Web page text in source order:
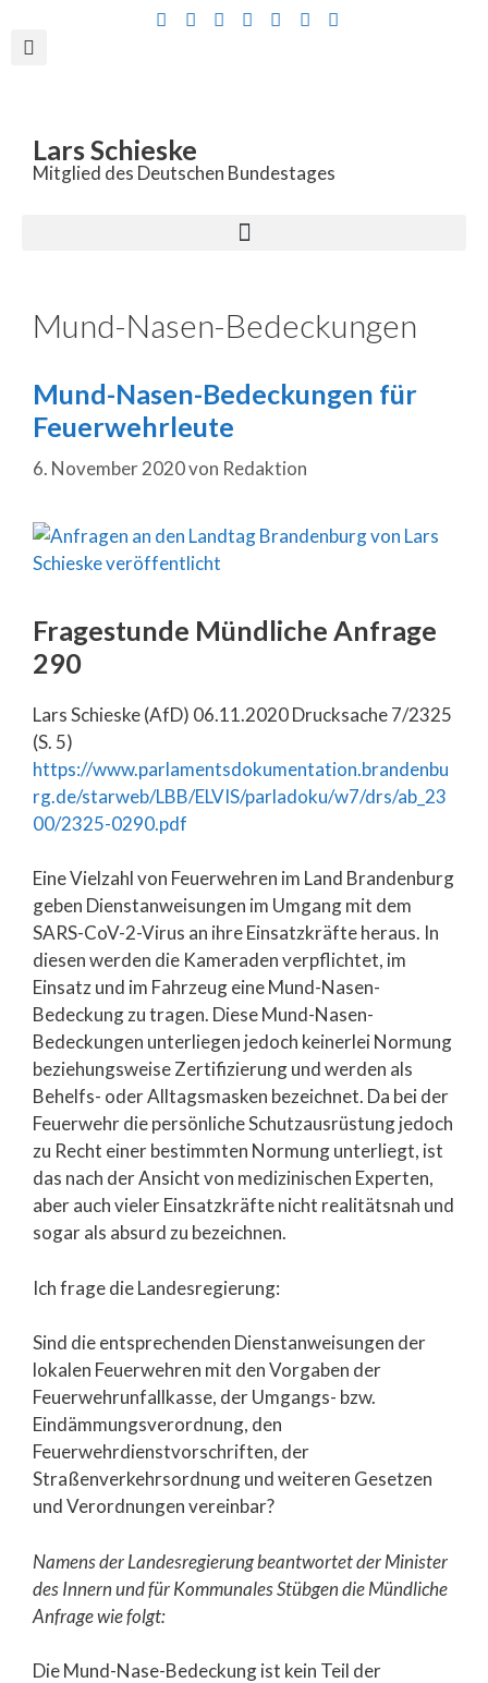
Lars Schieske
Mitglied des Deutschen Bundestages
Mund-Nasen-Bedeckungen
Mund-Nasen-Bedeckungen für
Feuerwehrleute
6. November 2020von Redaktion
Fragestunde Mündliche Anfrage
290
Lars Schieske (AfD) 06.11.2020 Drucksache 7/2325
(S. 5)
https://www.parlamentsdokumentation.brandenbu
rg.de/starweb/LBB/ELVIS/parladoku/w7/drs/ab_23
00/2325-0290.pdf
Eine Vielzahl von Feuerwehren im Land Brandenburg
geben Dienstanweisungen im Umgang mit dem
SARS-CoV-2-Virus an ihre Einsatzkräfte heraus. In
diesen werden die Kameraden verpflichtet, im
Einsatz und im Fahrzeug eine Mund-Nasen-
Bedeckung zu tragen. Diese Mund-Nasen-
Bedeckungen unterliegen jedoch keinerlei Normung
beziehungsweise Zertifizierung und werden als
Behelfs- oder Alltagsmasken bezeichnet. Da bei der
Feuerwehr die persönliche Schutzausrüstung jedoch
zu Recht einer bestimmten Normung unterliegt, ist
das nach der Ansicht von medizinischen Experten,
aber auch vieler Einsatzkräfte nicht realitätsnah und
sogar als absurd zu bezeichnen.
Ich frage die Landesregierung:
Sind die entsprechenden Dienstanweisungen der
lokalen Feuerwehren mit den Vorgaben der
Feuerwehrunfallkasse, der Umgangs- bzw.
Eindämmungsverordnung, den
Feuerwehrdienstvorschriften, der
Straßenverkehrsordnung und weiteren Gesetzen
und Verordnungen vereinbar?
Namens der Landesregierung beantwortet der Minister
des Innern und für Kommunales Stübgen die Mündliche
Anfrage wie folgt:
Die Mund-Nase-Bedeckung ist kein Teil der